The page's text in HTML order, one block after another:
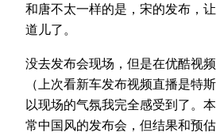
和唐不太一样的是，宋的发布，
道儿了。
没去发布会现场，但是在优酷视
（上次看新车发布视频直播是特
以现场的气氛我完全感受到了。
常中国风的发布会，但结果和预